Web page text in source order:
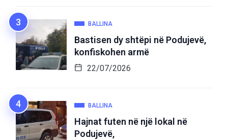
BALLINA
Bastisen dy shtëpi në Podujevë,
konfiskohen armë
22/07/2026
BALLINA
Hajnat futen në një lokal në
Podujevë,